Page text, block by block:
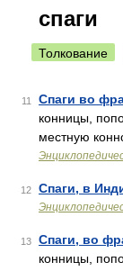
спаги
Толкование
11 Спаги во
конницы,
местную
12 Спаги, в
13 Спаги, во
конницы,